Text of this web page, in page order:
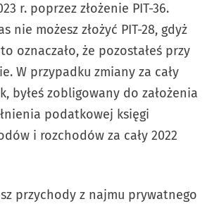
r. poprzez złożenie PIT-36.
nie możesz złożyć PIT-28, gdyż
oznaczało, że pozostałeś przy
W przypadku zmiany za cały
byłeś zobligowany do założenia
podatkowej księgi
i rozchodów za cały 2022
przychody z najmu prywatnego